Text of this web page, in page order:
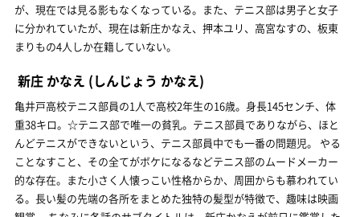
が、現在では見る影もなくなっている。また、テニス部は男子と女子
に分かれていたが、現在は新庄かなえ、押本ユリ、高宮なすの、板東
まりもの4人しか在籍していない。
新庄 かなえ (しんじょう かなえ)
亀井戸高校テニス部員の1人で高校2年生の16歳。身長145センチ、体
重38キロ。☆テニス部で唯一の貧乳。テニス部員でありながら、ほと
んどテニスができないという、テニス部員中でも一番の問題児。 やる
ことなすこと、その全てがボケになるなどテニス部のムードメーカー
的な存在。また小さく人懐っこい性格からか、周囲からも慕われてい
る。長い髪の先端の各所をまとめた独特の髪型が特徴で、趣味は映画